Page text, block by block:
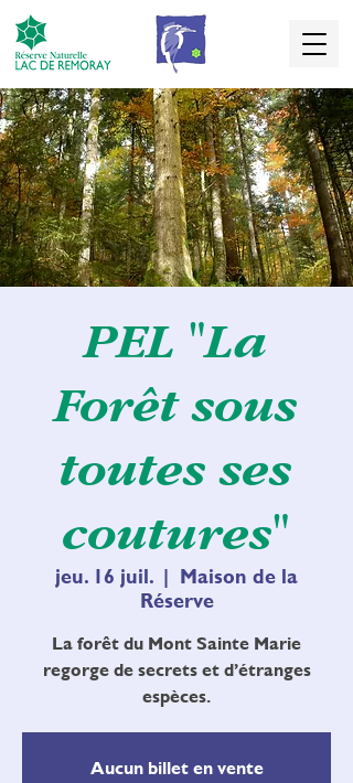
PEL "La
Forêt sous
toutes ses
coutures"
jeu. 16 juil.
  |
Maison de la
Réserve
La forêt du Mont Sainte Marie
regorge de secrets et d’étranges
espèces.
Aucun billet en vente